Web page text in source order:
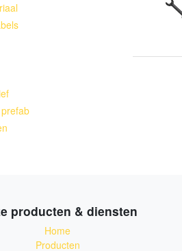
producten & diensten
Home
Producten